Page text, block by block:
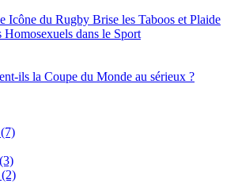
Icône du Rugby Brise les Taboos et Plaide
dans le Sport
ils la Coupe du Monde au sérieux ?
(7)
(3)
(2)